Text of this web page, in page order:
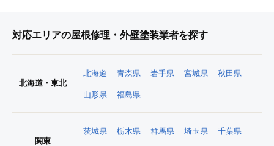
対応エリアの屋根修理・外壁塗装業者を探す
北海道・東北
北海道 青森県 岩手県 宮城県 秋田県
山形県 福島県
関東
茨城県 栃木県 群馬県 埼玉県 千葉県